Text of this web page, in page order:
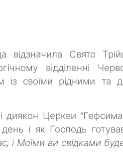
відзначила Свято
відділенні
із своїми рідними
диякон Церкви
і як Господь
Моїми ви свідками